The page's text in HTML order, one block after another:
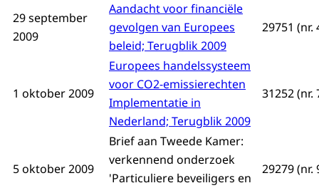
29 september
2009
Aandacht voor financiële
gevolgen van Europees
beleid; Terugblik 2009
29751 (nr.
1 oktober 2009
Europees handelssysteem
voor CO2-emissierechten
Implementatie in
Nederland; Terugblik 2009
31252 (nr.
5 oktober 2009
Brief aan Tweede Kamer:
verkennend onderzoek
'Particuliere beveiligers en
29279 (nr.